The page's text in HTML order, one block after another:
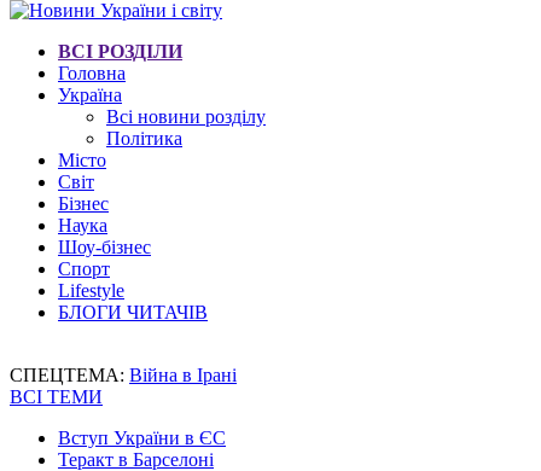
ВСІ РОЗДІЛИ
Головна
Україна
Всі новини розділу
Політика
Місто
Світ
Бізнес
Наука
Шоу-бізнес
Спорт
Lifestyle
БЛОГИ ЧИТАЧІВ
СПЕЦТЕМА: Війна в Ірані
ВСІ ТЕМИ
Вступ України в ЄС
Теракт в Барселоні